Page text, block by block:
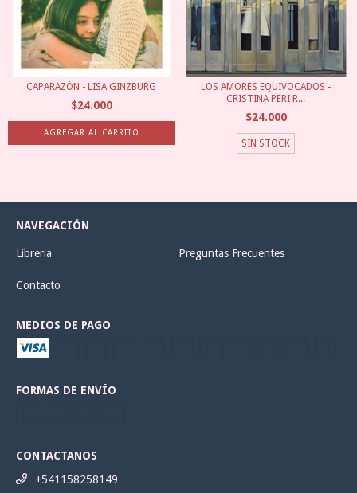
CAPARAZÓN - LISA GINZBURG
$24.000
LOS AMORES EQUIVOCADOS -
CRISTINA PERI R...
$24.000
SIN STOCK
NAVEGACIÓN
Libreria Preguntas Frecuentes
Contacto
MEDIOS DE PAGO
FORMAS DE ENVÍO
CONTACTANOS
+541158258149